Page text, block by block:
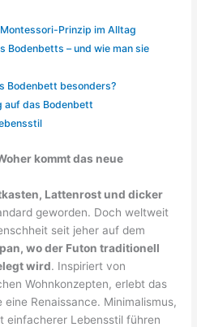
Prinzip im Alltag
Bodenbetts – und wie man sie
Bodenbett besonders?
auf das Bodenbett
kommt das neue
Lattenrost und dicker
geworden. Doch weltweit
seit jeher auf dem
wo der Futon traditionell
wird. Inspiriert von
Wohnkonzepten, erlebt das
eine Renaissance. Minimalismus,
einfacherer Lebensstil führen